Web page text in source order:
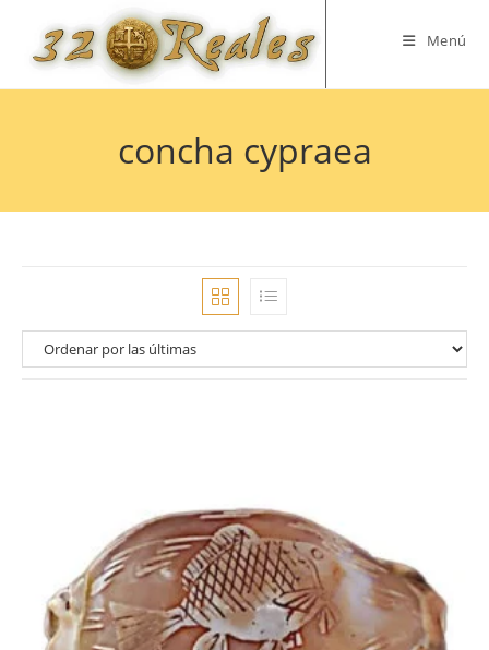
contenido
Menú
concha cypraea